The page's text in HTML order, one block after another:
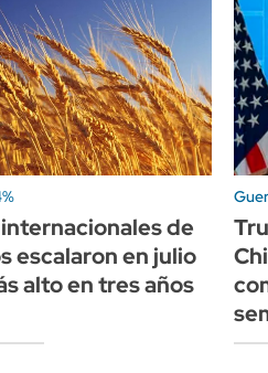
de
escalaron en julio
alto en tres años